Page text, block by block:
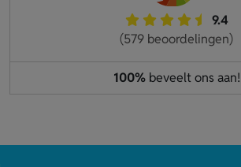
9.4
(579 beoordelingen)
100%beveelt ons aan!